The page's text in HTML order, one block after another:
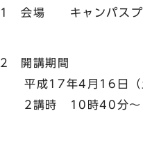
1 会場 キャンパスプラ
2 開講期間
平成17年4月16日（土
2講時 10時40分～12